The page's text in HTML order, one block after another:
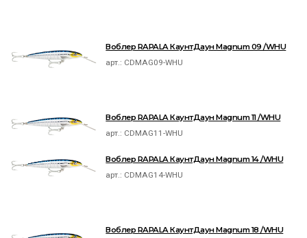
Воблер RAPALA КаунтДаун Magnum 09 /WHU
арт.: CDMAG09-WHU
Воблер RAPALA КаунтДаун Magnum 11 /WHU
арт.: CDMAG11-WHU
Воблер RAPALA КаунтДаун Magnum 14 /WHU
арт.: CDMAG14-WHU
Воблер RAPALA КаунтДаун Magnum 18 /WHU